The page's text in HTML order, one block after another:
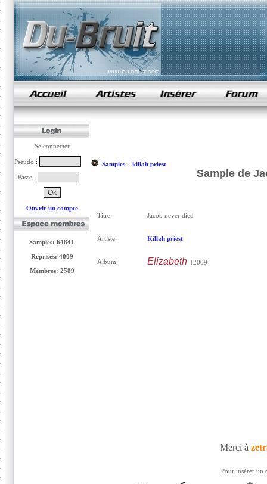
samples de rap
Se connecter
Pseudo :
Passe :
Ouvrir un compte
Samples: 64841
Reprises: 4009
Membres: 2589
Samples» killah priest
Sample de
Titre: Jacob never died
Artiste: Killah priest
Album: Elizabeth[2009]
Merci à
Pour insérer un